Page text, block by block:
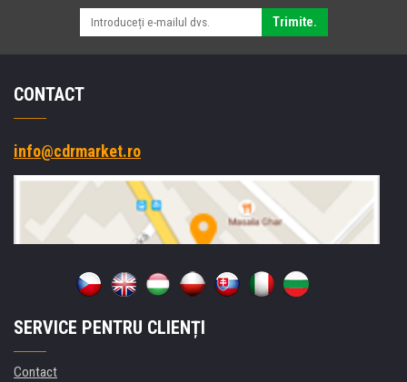
Trimite.
CONTACT
info@cdrmarket.ro
SERVICE PENTRU CLIENȚI
Contact